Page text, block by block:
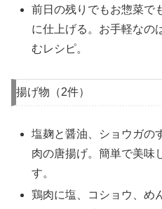
前日の残りでもお惣菜で
に仕上げる。お手軽なの
むレシピ。
揚げ物（2件）
塩麹と醤油、ショウガの
肉の唐揚げ。簡単で美味
す。
鶏肉に塩、コショウ、め